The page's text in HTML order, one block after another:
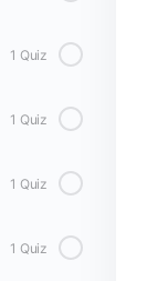
1 Quiz
1 Quiz
1 Quiz
1 Quiz